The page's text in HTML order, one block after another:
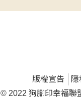
版權宣告
© 2022 狗腳印幸福聯